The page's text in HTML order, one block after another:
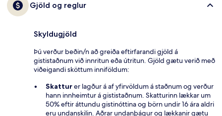
Gjöld og reglur
Skyldugjöld
Þú verður beðin/n að greiða eftirfarandi gjöld á
gististaðnum við innritun eða útritun. Gjöld gætu verið með
viðeigandi sköttum inniföldum:
Skatturer lagður á af yfirvöldum á staðnum og verður
hann innheimtur á gististaðnum. Skatturinn lækkar um
50% eftir áttundu gistinóttina og börn undir 16 ára aldri
eru undanskilin. Aðrar undanþágur og lækkanir gætu